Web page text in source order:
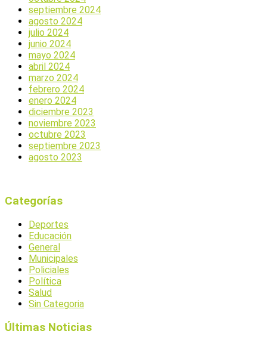
septiembre 2024
agosto 2024
julio 2024
junio 2024
mayo 2024
abril 2024
marzo 2024
febrero 2024
enero 2024
diciembre 2023
noviembre 2023
octubre 2023
septiembre 2023
agosto 2023
Categorías
Deportes
Educación
General
Municipales
Policiales
Política
Salud
Sin Categoria
Últimas Noticias